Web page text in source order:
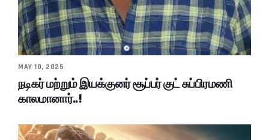
MAY 10, 2025
நடிகர் மற்றும் இயக்குனர் சூப்பர் குட் சுப்பிரமணி
காலமானார்..!